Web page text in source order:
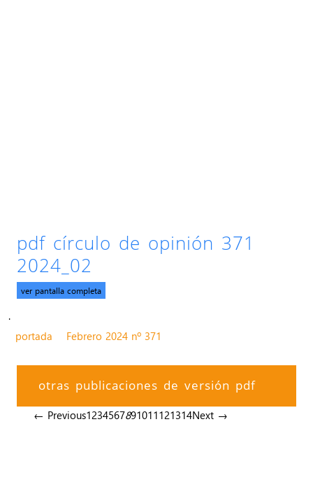
pdf círculo de opinión 371
2024_02
ver pantalla completa
.
portada
Febrero 2024 nº 371
otras publicaciones de versión pdf
← Previous1234567891011121314Next →